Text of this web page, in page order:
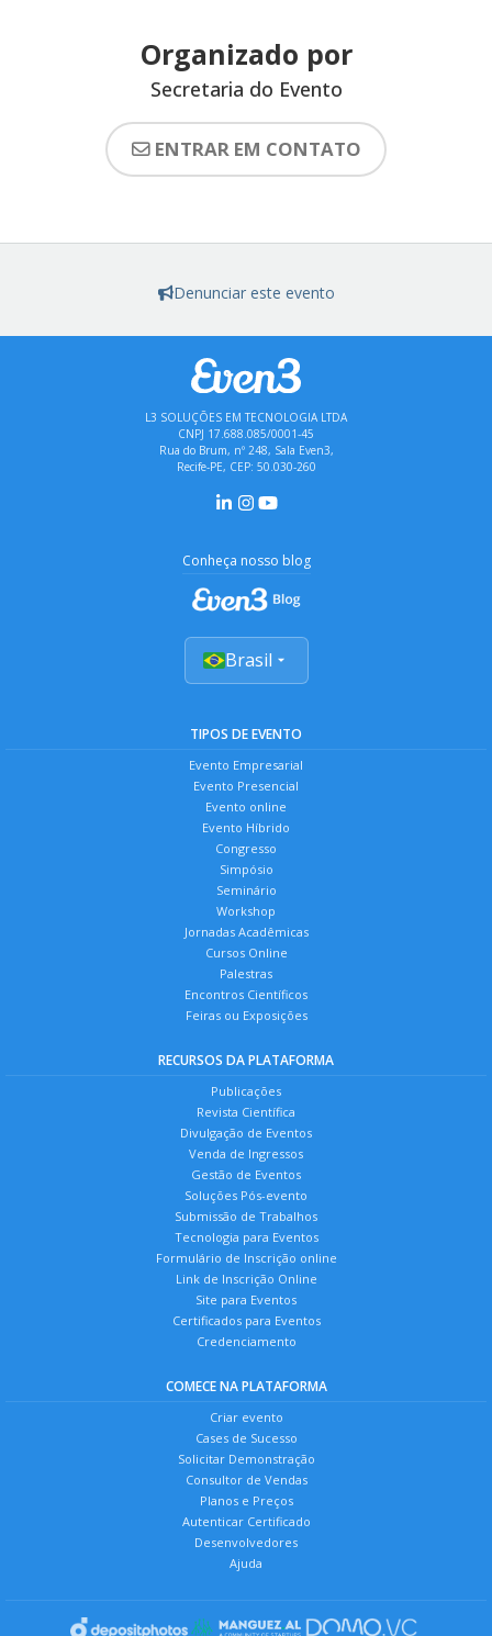
Organizado por
Secretaria do Evento
ENTRAR EM CONTATO
Denunciar este evento
L3 SOLUÇÕES EM TECNOLOGIA LTDA
CNPJ 17.688.085/0001-45
Rua do Brum, nº 248, Sala Even3,
Recife-PE, CEP: 50.030-260
Conheça nosso blog
Brasil
TIPOS DE EVENTO
Evento Empresarial
Evento Presencial
Evento online
Evento Híbrido
Congresso
Simpósio
Seminário
Workshop
Jornadas Acadêmicas
Cursos Online
Palestras
Encontros Científicos
Feiras ou Exposições
RECURSOS DA PLATAFORMA
Publicações
Revista Científica
Divulgação de Eventos
Venda de Ingressos
Gestão de Eventos
Soluções Pós-evento
Submissão de Trabalhos
Tecnologia para Eventos
Formulário de Inscrição online
Link de Inscrição Online
Site para Eventos
Certificados para Eventos
Credenciamento
COMECE NA PLATAFORMA
Criar evento
Cases de Sucesso
Solicitar Demonstração
Consultor de Vendas
Planos e Preços
Autenticar Certificado
Desenvolvedores
Ajuda